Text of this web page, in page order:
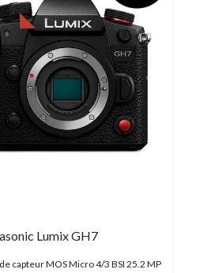
Lumix GH7
capteur MOS Micro 4/3 BSI 25.2 MP